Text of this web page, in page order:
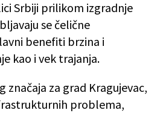
Srbiji prilikom izgradnje
se čelične
benefiti brzina i
kao i vek trajanja.
značaja za grad Kragujevac,
problema,